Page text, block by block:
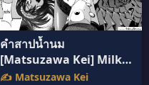
คำสาปน้ำนม
[Matsuzawa Kei] Milk
Cure ภาค 7 อ่านฟรี
✍️ Matsuzawa Kei